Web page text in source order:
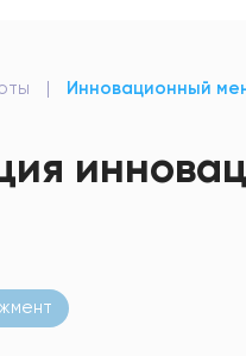
| Инновационный